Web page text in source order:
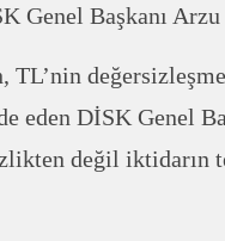
Genel Başkanı
TL’nin
eden DİSK Genel
değil iktidarın